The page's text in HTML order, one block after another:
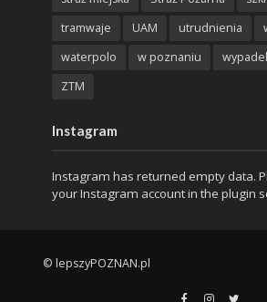
tramwaje
UAM utrudnienia
waterpolo
w poznaniu
ZTM
Instagram
Instagram has returned empty data.
your Instagram account in the plugin
© lepszyPOZNAN.pl